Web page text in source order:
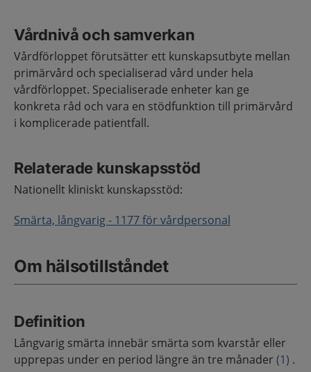
Vårdnivå och samverkan
Vårdförloppet förutsätter ett kunskapsutbyte mellan
primärvård och specialiserad vård under hela
vårdförloppet. Specialiserade enheter kan ge
konkreta råd och vara en stödfunktion till primärvård
i komplicerade patientfall.
Relaterade kunskapsstöd
Nationellt kliniskt kunskapsstöd:
Smärta, långvarig - 1177 för vårdpersonal
Om hälsotillståndet
Definition
Långvarig smärta innebär smärta som kvarstår eller
upprepas under en period längre än tre månader (1) .